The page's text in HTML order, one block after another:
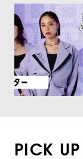
PICK UP